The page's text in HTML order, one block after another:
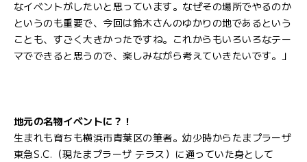
なイベントがしたいと思っています。なぜその場所でやるのか
というのも重要で、今回は鈴木さんのゆかりの地であるという
ことも、すごく大きかったですね。これからもいろいろなテー
マでできると思うので、楽しみながら考えていきたいです。」
地元の名物イベントに？！
生まれも育ちも横浜市青葉区の筆者。幼少時からたまプラーザ
東急S.C.（現たまプラーザ テラス）に通っていた身として